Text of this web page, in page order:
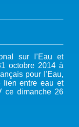
DURABLE (ODD)
ET FRAGILITÉS
sur l’Eau et
octobre 2014 à
pour l’Eau,
lien entre eau et
ce dimanche 26